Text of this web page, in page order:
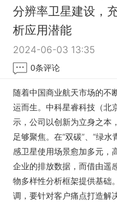
分辨率卫星建设，
析应用潜能
2024-06-03 13:35
0条评论
随着中国商业航天市场的不
运而生。中科星睿科技（北
示，公司以创新为立身之本
足够聚焦。在“双碳”、“绿
感卫星使用场景愈加多元，
企业的排放数据，而借由遥
物多样性分析框架提供基础
调，要针对客户痛点打造解